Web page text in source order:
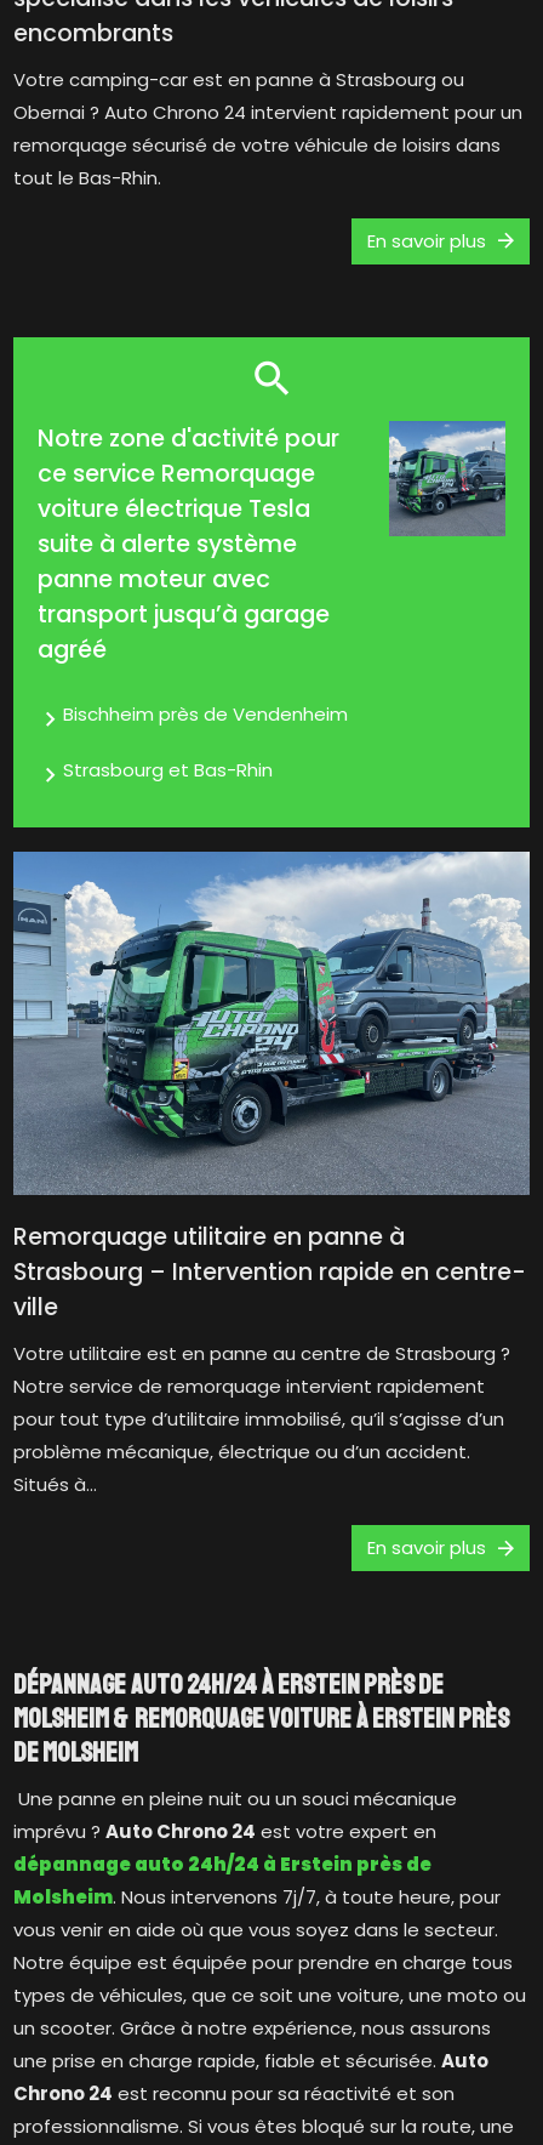
encombrants
Votre camping-car est en panne à Strasbourg ou
Obernai ? Auto Chrono 24 intervient rapidement pour un
remorquage sécurisé de votre véhicule de loisirs dans
tout le Bas-Rhin.
En savoir plus
Notre zone d'activité pour
ce service Remorquage
voiture électrique Tesla
suite à alerte système
panne moteur avec
transport jusqu’à garage
agréé
Bischheim près de Vendenheim
Strasbourg et Bas-Rhin
Remorquage utilitaire en panne à
Strasbourg – Intervention rapide en centre-
ville
Votre utilitaire est en panne au centre de Strasbourg ?
Notre service de remorquage intervient rapidement
pour tout type d’utilitaire immobilisé, qu’il s’agisse d’un
problème mécanique, électrique ou d’un accident.
Situés à...
En savoir plus
Dépannage auto 24h/24 à Erstein près de
Molsheim & Remorquage voiture à Erstein près
de Molsheim
Une panne en pleine nuit ou un souci mécanique
imprévu ?Auto Chrono 24 est votre expert en
dépannage auto 24h/24 à Erstein près de
Molsheim. Nous intervenons 7j/7, à toute heure, pour
vous venir en aide où que vous soyez dans le secteur.
Notre équipe est équipée pour prendre en charge tous
types de véhicules, que ce soit une voiture, une moto ou
un scooter. Grâce à notre expérience, nous assurons
une prise en charge rapide, fiable et sécurisée.Auto
Chrono 24 est reconnu pour sa réactivité et son
professionnalisme. Si vous êtes bloqué sur la route, une